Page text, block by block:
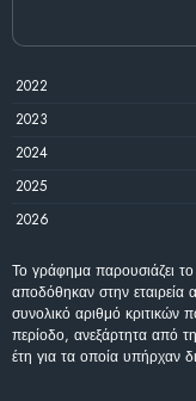
2022
2023
2024
2025
2026
Το γράφημα παρουσιάζει
αποδόθηκαν στην εταιρεία
συνολικό αριθμό
περίοδο, ανεξάρτητα από
έτη για τα οποία υπήρχαν